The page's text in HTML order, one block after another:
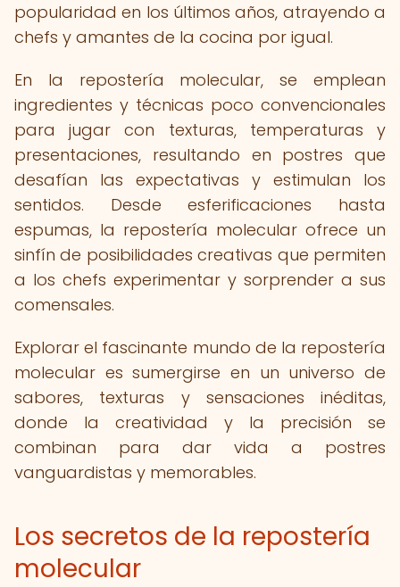
popularidad en los últimos años, atrayendo a
chefs y amantes de la cocina por igual.
En la repostería molecular, se emplean
ingredientes y técnicas poco convencionales
para jugar con texturas, temperaturas y
presentaciones, resultando en postres que
desafían las expectativas y estimulan los
sentidos. Desde esferificaciones hasta
espumas, la repostería molecular ofrece un
sinfín de posibilidades creativas que permiten
a los chefs experimentar y sorprender a sus
comensales.
Explorar el fascinante mundo de la repostería
molecular es sumergirse en un universo de
sabores, texturas y sensaciones inéditas,
donde la creatividad y la precisión se
combinan para dar vida a postres
vanguardistas y memorables.
Los secretos de la repostería
molecular